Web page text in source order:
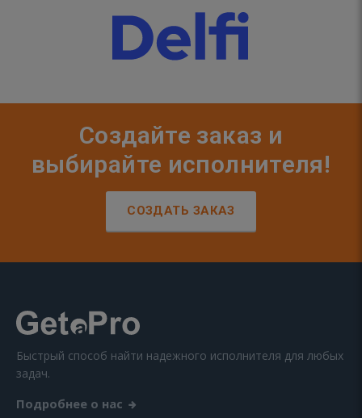
Создайте заказ и
выбирайте исполнителя!
СОЗДАТЬ ЗАКАЗ
Быстрый способ найти надежного исполнителя для любых
задач.
Подробнее о нас